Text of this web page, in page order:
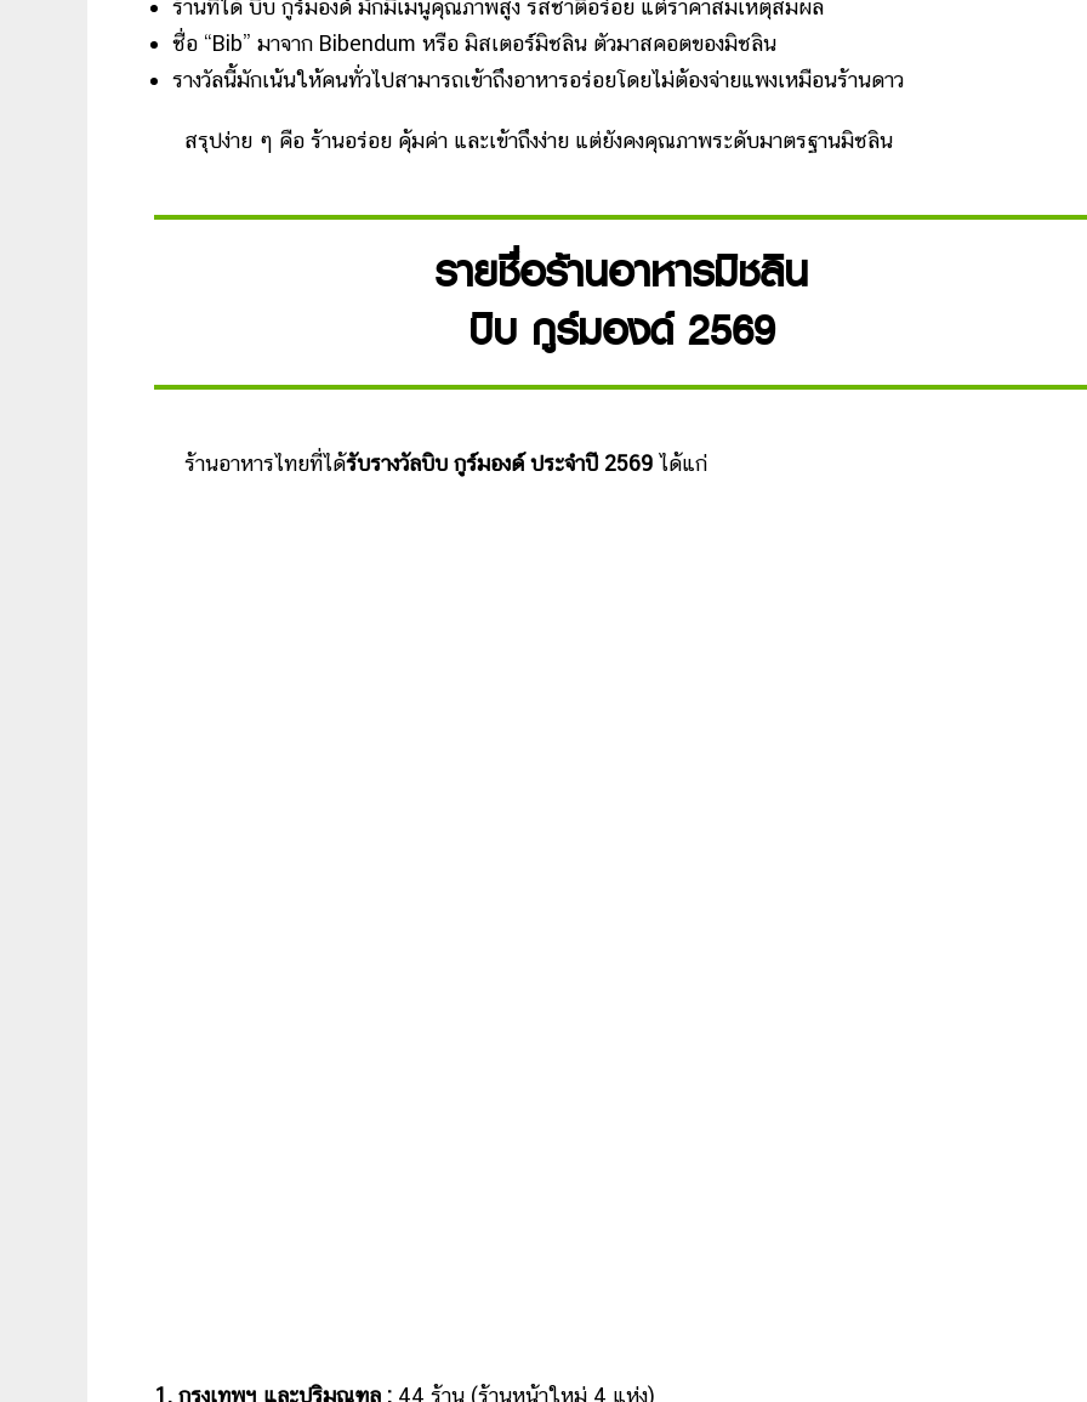
ร้านที่ได้ บิบ กูร์มองด์ มักมีเมนูคุณภาพสูง รสชาติอร่อย แต่ราคาสมเหตุสมผล
ชื่อ “Bib” มาจาก Bibendum หรือ มิสเตอร์มิชลิน ตัวมาสคอตของมิชลิน
รางวัลนี้มักเน้นให้คนทั่วไปสามารถเข้าถึงอาหารอร่อยโดยไม่ต้องจ่ายแพงเหมือนร้านดาว
สรุปง่าย ๆ คือ ร้านอร่อย คุ้มค่า และเข้าถึงง่าย แต่ยังคงคุณภาพระดับมาตรฐานมิชลิน
รายชื่อร้านอาหารมิชลิน
บิบ กูร์มองด์ 2569
ร้านอาหารไทยที่ได้รับรางวัลบิบ กูร์มองด์ ประจำปี 2569 ได้แก่
1. กรุงเทพฯ และปริมณฑล : 44 ร้าน (ร้านหน้าใหม่ 4 แห่ง)